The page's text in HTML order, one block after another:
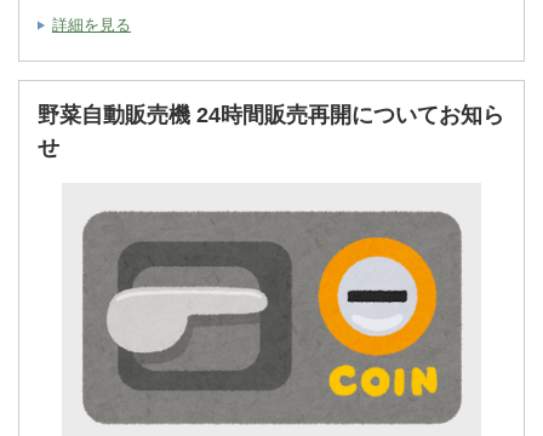
詳細を見る
野菜自動販売機 24時間販売再開についてお知ら
せ